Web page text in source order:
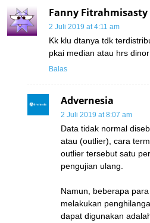
Fanny Fitrahmisasty
2 Juli 2019 at 4:11 am
Kk klu dtanya tdk
pkai median atau hrs
Balas
Advernesia
2 Juli 2019 at 8:07 am
Data tidak normal
atau (outlier), cara
outlier tersebut satu
pengujian ulang.
Namun, beberapa
melakukan
dapat digunakan